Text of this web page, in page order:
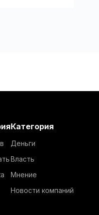
Категория
Деньги
Власть
Мнение
Новости компаний